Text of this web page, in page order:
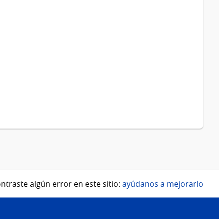
algún error en este sitio: ayúdanos a mejorarlo